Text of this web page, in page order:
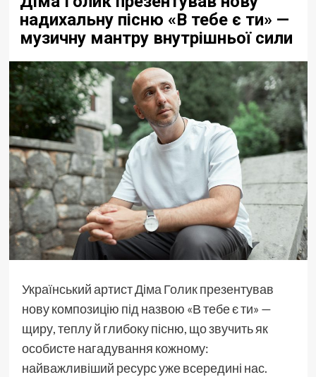
надихальну пісню «В тебе є ти» —
музичну мантру внутрішньої сили
Український артистДіма Голикпрезентував
нову композицію під назвою «В тебе є ти» —
щиру, теплу й глибоку пісню, що звучить як
особисте нагадування кожному:
найважливіший ресурс уже всередині нас.